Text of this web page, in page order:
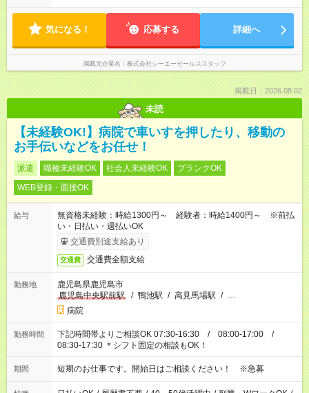
気になる！ 応募する 詳細へ
掲載元企業名 株式会社シーエーセールススタッフ
掲載日：2026.08.02
未読
【未経験OK!】病院で車いすを押したり、移動の
お手伝いなどをお任せ！
派遣 職種未経験OK 社会人未経験OK
ブランクOK
WEB登録・面接OK
給与
無資格未経験：時給1300円～ 経験者：時給1400円～ ※前払
い・日払い・週払いOK
交通費別途支給あり
交通費 交通費全額支給
勤務地
鹿児島県鹿児島市
鹿児島中央駅前駅
/ 鴨池駅 / 高見馬場駅 / …
病院
勤務時間
下記時間帯よりご相談OK 07:30-16:30 / 08:00-17:00 /
08:30-17:30 ＊シフト固定の相談もOK！
期間 短期のお仕事です。開始日はご相談ください！ ※急募